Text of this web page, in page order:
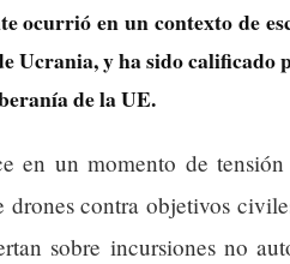
ocurrió en un contexto de
Ucrania, y ha sido
de la UE.
en un momento de
drones contra objetivos
sobre incursiones no